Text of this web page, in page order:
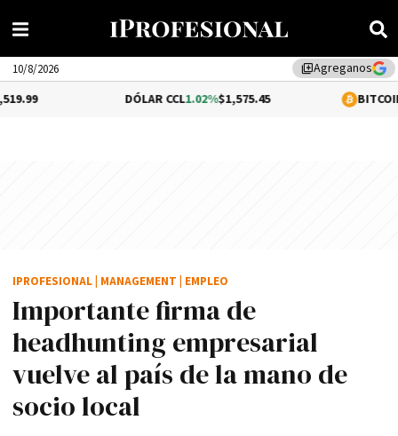
library_addAgreganos
10/8/2026
1.02%$1,575.45 0.2%
Importante firma de
headhunting empresarial
vuelve al país de la mano de
socio local
IPROFESIONAL MANAGEMENT EMPLEO